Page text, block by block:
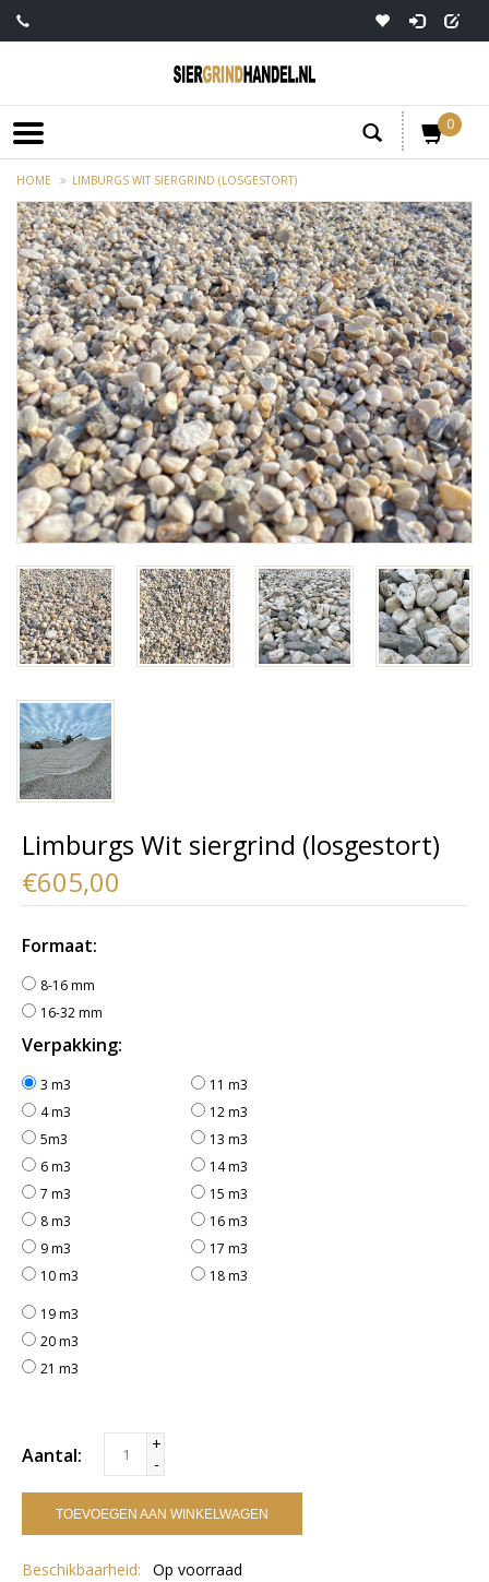
0
HOME LIMBURGS WIT SIERGRIND (LOSGESTORT)
Limburgs Wit siergrind (losgestort)
€605,00
Formaat:
8-16 mm
16-32 mm
Verpakking:
3 m3
4 m3
5m3
6 m3
7 m3
8 m3
9 m3
10 m3
11 m3
12 m3
13 m3
14 m3
15 m3
16 m3
17 m3
18 m3
19 m3
20 m3
21 m3
Aantal:
+
-
TOEVOEGEN AAN WINKELWAGEN
Beschikbaarheid:
Op voorraad